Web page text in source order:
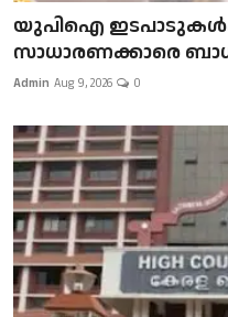
യുപിഐ
സാധാരണക്കാരെ
Admin Aug 9, 2026 0